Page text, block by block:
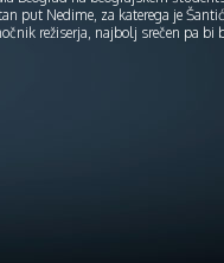
put Nedime, za katerega je
režiserja, najbolj srečen pa bi